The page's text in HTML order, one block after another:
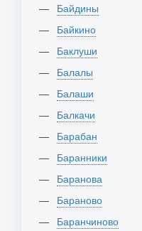
Байдины
Байкино
Баклуши
Балалы
Балаши
Балкачи
Барабан
Баранники
Баранова
Бараново
Баранчиново